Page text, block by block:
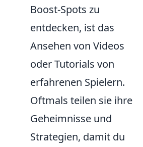
Boost-Spots zu
entdecken, ist das
Ansehen von Videos
oder Tutorials von
erfahrenen Spielern.
Oftmals teilen sie ihre
Geheimnisse und
Strategien, damit du